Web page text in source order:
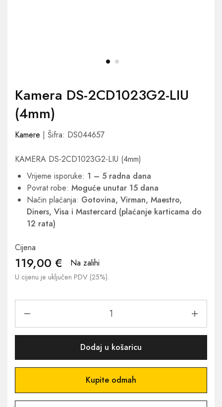
Kamera DS-2CD1023G2-LIU
(4mm)
Kamere | Šifra: DS044657
KAMERA DS-2CD1023G2-LIU (4mm)
Vrijeme isporuke: 1 – 5 radna dana
Povrat robe: Moguće unutar 15 dana
Način plaćanja: Gotovina, Virman, Maestro,
Diners, Visa i Mastercard (plaćanje karticama do
12 rata)
Cijena
119,00 € Na zalihi
U cijenu je uključen PDV (25%).
Dodaj u košaricu
Kupite odmah